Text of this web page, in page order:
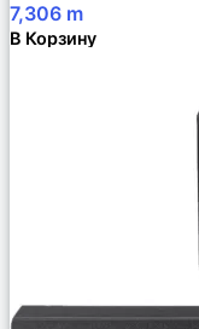
7,306 m
В Корзину